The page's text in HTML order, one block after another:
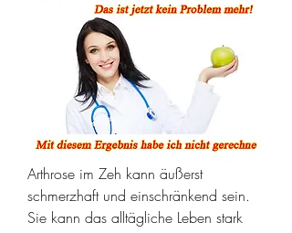
Arthrose im Zeh kann äußerst
schmerzhaft und einschränkend sein.
Sie kann das alltägliche Leben stark